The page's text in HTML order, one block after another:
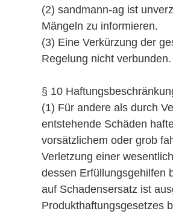
(2) sandmann-ag ist
Mängeln zu informieren.
(3) Eine Verkürzung der
Regelung nicht verbunden.
§ 10
(1) Für andere als durch
entstehende Schäden
vorsätzlichem oder grob
Verletzung einer
dessen Erfüllungsgehilfen
auf Schadensersatz ist
Produkthaftungsgesetzes